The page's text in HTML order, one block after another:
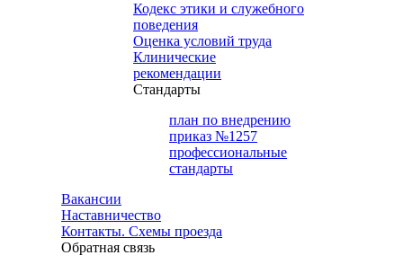
Кодекс этики и служебного
поведения
Оценка условий труда
Клинические
рекомендации
Cтандарты
план по внедрению
приказ №1257
профессиональные
стандарты
Вакансии
Наставничество
Контакты. Схемы проезда
Обратная связь